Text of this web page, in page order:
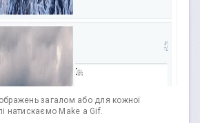
загалом або для кожної
натискаємо Make a Gif.